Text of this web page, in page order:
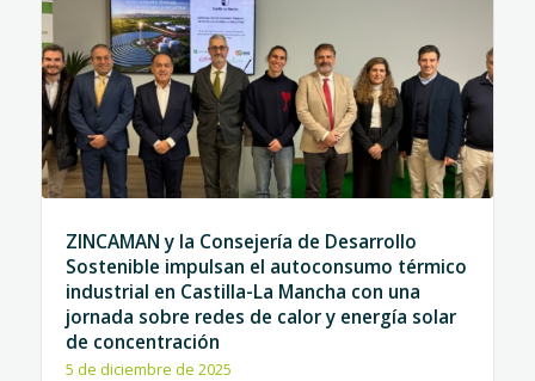
ZINCAMAN y la Consejería de Desarrollo
Sostenible impulsan el autoconsumo térmico
industrial en Castilla-La Mancha con una
jornada sobre redes de calor y energía solar
de concentración
5 de diciembre de 2025